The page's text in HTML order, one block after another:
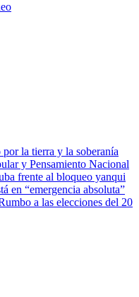
la tierra y la soberanía
y Pensamiento Nacional
frente al bloqueo yanqui
en “emergencia absoluta”
a las elecciones del 20